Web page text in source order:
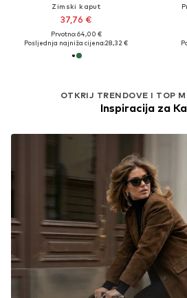
Zimski kaput
37,76 €
Prvotno: 64,00 €
Posljednja najniža cijena:28,32 €
OTKRIJ TRENDOVE I TOP
Inspiracija za